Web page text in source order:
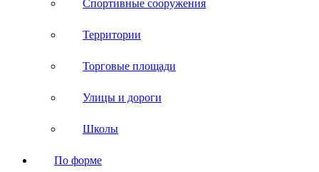
Спортивные сооружения
Территории
Торговые площади
Улицы и дороги
Школы
По форме